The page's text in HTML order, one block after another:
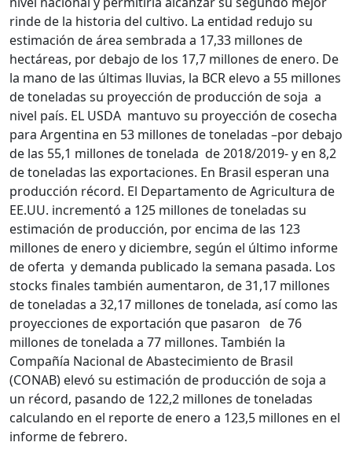
rinde de la historia del cultivo. La entidad redujo su
estimación de área sembrada a 17,33 millones de
hectáreas, por debajo de los 17,7 millones de enero. De
la mano de las últimas lluvias, la BCR elevo a 55 millones
de toneladas su proyección de producción de soja a
nivel país. EL USDA mantuvo su proyección de cosecha
para Argentina en 53 millones de toneladas –por debajo
de las 55,1 millones de tonelada de 2018/2019- y en 8,2
de toneladas las exportaciones. En Brasil esperan una
producción récord. El Departamento de Agricultura de
EE.UU. incrementó a 125 millones de toneladas su
estimación de producción, por encima de las 123
millones de enero y diciembre, según el último informe
de oferta y demanda publicado la semana pasada. Los
stocks finales también aumentaron, de 31,17 millones
de toneladas a 32,17 millones de tonelada, así como las
proyecciones de exportación que pasaron de 76
millones de tonelada a 77 millones. También la
Compañía Nacional de Abastecimiento de Brasil
(CONAB) elevó su estimación de producción de soja a
un récord, pasando de 122,2 millones de toneladas
calculando en el reporte de enero a 123,5 millones en el
informe de febrero.